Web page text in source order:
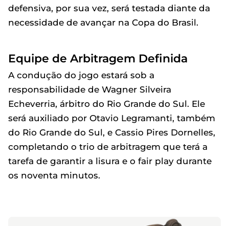
defensiva, por sua vez, será testada diante da
necessidade de avançar na Copa do Brasil.
Equipe de Arbitragem Definida
A condução do jogo estará sob a
responsabilidade de Wagner Silveira
Echeverria, árbitro do Rio Grande do Sul. Ele
será auxiliado por Otavio Legramanti, também
do Rio Grande do Sul, e Cassio Pires Dornelles,
completando o trio de arbitragem que terá a
tarefa de garantir a lisura e o fair play durante
os noventa minutos.